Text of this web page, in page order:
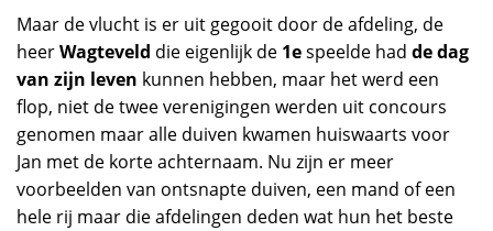
Maar de vlucht is er uit gegooit door de afdeling, de
heerWagteveld die eigenlijk de 1espeelde had de dag
van zijn leven kunnen hebben, maar het werd een
flop, niet de twee verenigingen werden uit concours
genomen maar alle duiven kwamen huiswaarts voor
Jan met de korte achternaam. Nu zijn er meer
voorbeelden van ontsnapte duiven, een mand of een
hele rij maar die afdelingen deden wat hun het beste